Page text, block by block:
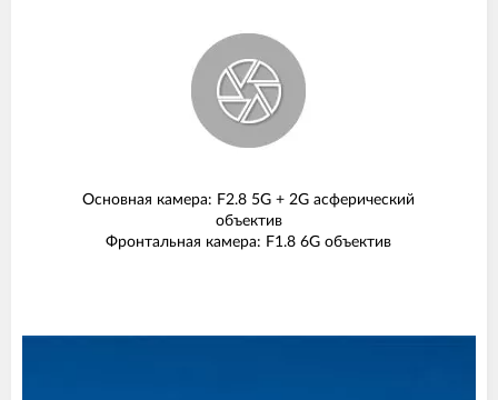
Основная камера: F2.8 5G + 2G асферический
объектив
Фронтальная камера: F1.8 6G объектив